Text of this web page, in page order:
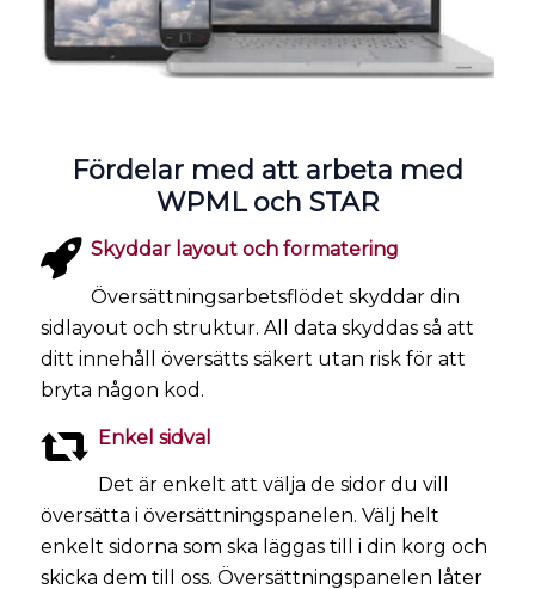
Fördelar med att arbeta med
WPML och STAR
Skyddar layout och formatering
Översättningsarbetsflödet skyddar din
sidlayout och struktur. All data skyddas så att
ditt innehåll översätts säkert utan risk för att
bryta någon kod.
Enkel sidval
Det är enkelt att välja de sidor du vill
översätta i översättningspanelen. Välj helt
enkelt sidorna som ska läggas till i din korg och
skicka dem till oss. Översättningspanelen låter